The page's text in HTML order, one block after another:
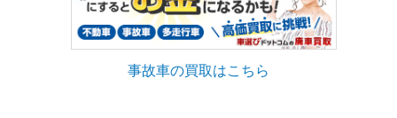
事故車の買取はこちら